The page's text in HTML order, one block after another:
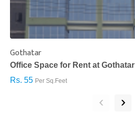
Gothatar
Office Space for Rent at Gothatar
Rs. 55 Per Sq.Feet
‹ ›